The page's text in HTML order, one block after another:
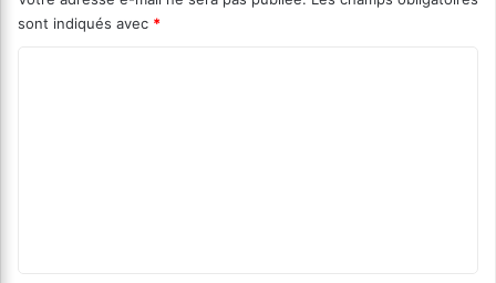
sont indiqués avec *